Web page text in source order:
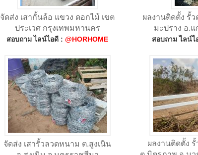
จัดส่ง เสากั้นล้อ แขวง ดอกไม้ เขต
ประเวศ กรุงเทพมหานคร
สอบถาม ไลน์ไอดี :@HORHOME
ผลงานติดตั้ง รั้
มะปราง อ.แ
สอบถาม ไลน์ไ
จัดส่ง เสารั้วลวดหนาม ต.สูงเนิน
ผลงานติดตั้ง